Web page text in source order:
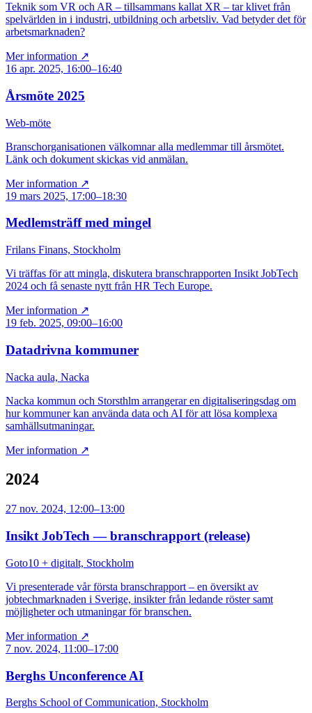
Teknik som VR och AR – tillsammans kallat XR – tar klivet från
spelvärlden in i industri, utbildning och arbetsliv. Vad betyder det för
arbetsmarknaden?
Mer information ↗
16 apr. 2025, 16:00–16:40
Årsmöte 2025
Web-möte
Branschorganisationen välkomnar alla medlemmar till årsmötet.
Länk och dokument skickas vid anmälan.
Mer information ↗
19 mars 2025, 17:00–18:30
Medlemsträff med mingel
Frilans Finans, Stockholm
Vi träffas för att mingla, diskutera branschrapporten Insikt JobTech
2024 och få senaste nytt från HR Tech Europe.
Mer information ↗
19 feb. 2025, 09:00–16:00
Datadrivna kommuner
Nacka aula, Nacka
Nacka kommun och Storsthlm arrangerar en digitaliseringsdag om
hur kommuner kan använda data och AI för att lösa komplexa
samhällsutmaningar.
Mer information ↗
2024
27 nov. 2024, 12:00–13:00
Insikt JobTech — branschrapport (release)
Goto10 + digitalt, Stockholm
Vi presenterade vår första branschrapport – en översikt av
jobtechmarknaden i Sverige, insikter från ledande röster samt
möjligheter och utmaningar för branschen.
Mer information ↗
7 nov. 2024, 11:00–17:00
Berghs Unconference AI
Berghs School of Communication, Stockholm